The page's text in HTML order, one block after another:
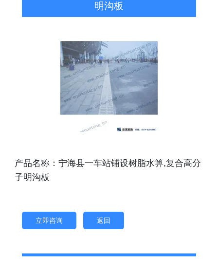
明沟板
产品名称：宁海县一车站铺设树脂水箅,复合高分
子明沟板
立即咨询 返回